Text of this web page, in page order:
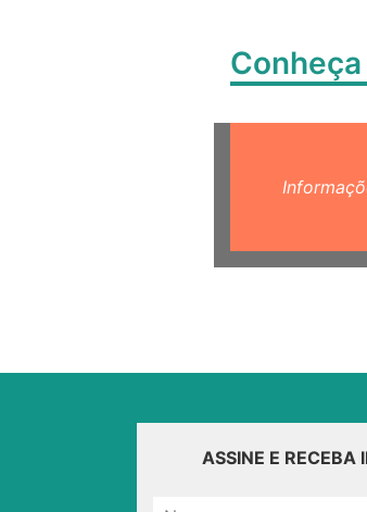
Conheça
ASSINE E RECEBA